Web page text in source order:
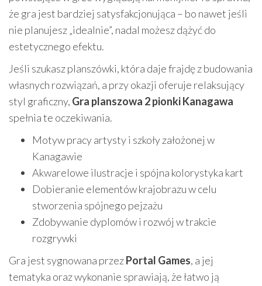
że gra jest bardziej satysfakcjonująca – bo nawet jeśli
nie planujesz „idealnie”, nadal możesz dążyć do
estetycznego efektu.
Jeśli szukasz planszówki, która daje frajdę z budowania
własnych rozwiązań, a przy okazji oferuje relaksujący
styl graficzny, Gra planszowa 2 pionki Kanagawa
spełnia te oczekiwania.
Motyw pracy artysty i szkoły założonej w
Kanagawie
Akwarelowe ilustracje i spójna kolorystyka kart
Dobieranie elementów krajobrazu w celu
stworzenia spójnego pejzażu
Zdobywanie dyplomów i rozwój w trakcie
rozgrywki
Gra jest sygnowana przezPortal Games, a jej
tematyka oraz wykonanie sprawiają, że łatwo ją